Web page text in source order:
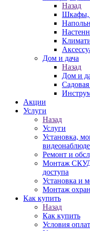
Назад
Шкафы,
Дом и дача
Назад
Дом и
Акции
Услуги
Назад
Услуги
Установка,
Ремонт и
Монтаж СКУД,
доступа
Установка и
Монтаж
Как купить
Назад
Как купить
Условия